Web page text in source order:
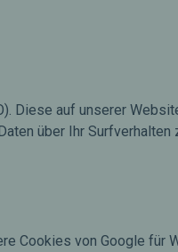
Diese auf unserer
über Ihr
Cookies von Google für